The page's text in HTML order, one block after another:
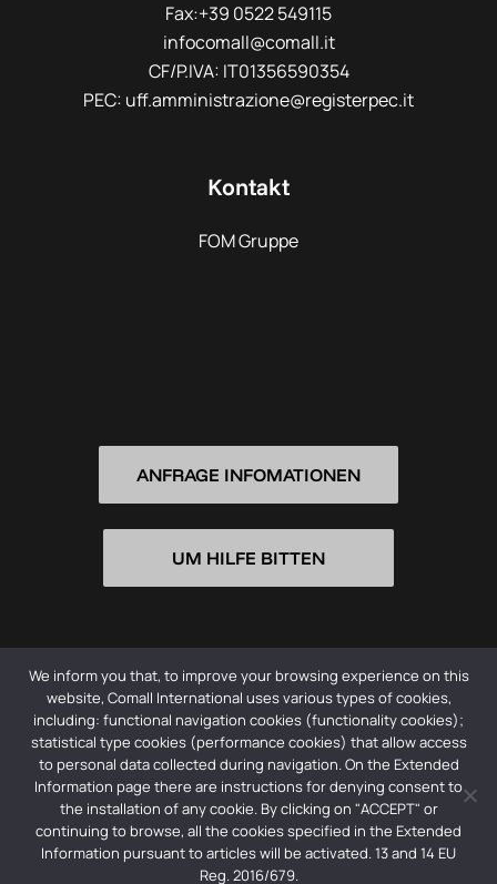
Fax:+39 0522 549115
infocomall@comall.it
CF/P.IVA: IT01356590354
PEC: uff.amministrazione@registerpec.it
Kontakt
FOM Gruppe
ANFRAGE INFOMATIONEN
UM HILFE BITTEN
© 2026 Comall International Srl -Privacy Policy
Società con socio unico | Registro imprese CCIIA dell’
Emilia: 01356590354 | REA: RE – 179487 | Capitale
sociale: € 260.000,00 iv | Società soggetta a direzione
We inform you that, to improve your browsing experience on this
website, Comall International uses various types of cookies,
including: functional navigation cookies (functionality cookies);
statistical type cookies (performance cookies) that allow access
to personal data collected during navigation. On the Extended
Information page there are instructions for denying consent to
the installation of any cookie. By clicking on "ACCEPT" or
continuing to browse, all the cookies specified in the Extended
Information pursuant to articles will be activated. 13 and 14 EU
Reg. 2016/679.